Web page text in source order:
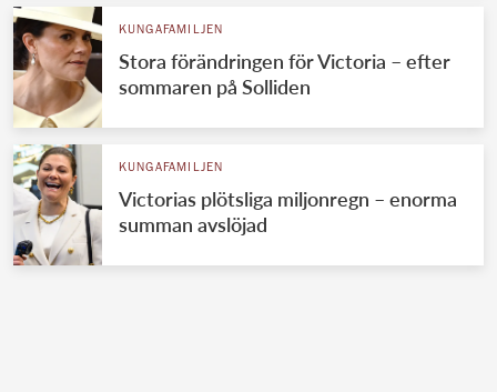
KUNGAFAMILJEN
Stora förändringen för Victoria – efter
sommaren på Solliden
KUNGAFAMILJEN
Victorias plötsliga miljonregn – enorma
summan avslöjad